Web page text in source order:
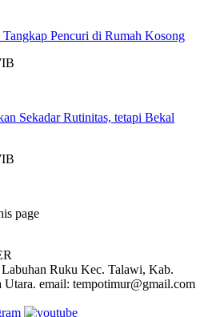
Pencuri di Rumah Kosong
Sekadar Rutinitas, tetapi Bekal
page
Ruku Kec. Talawi, Kab.
Utara. email: tempotimur@gmail.com